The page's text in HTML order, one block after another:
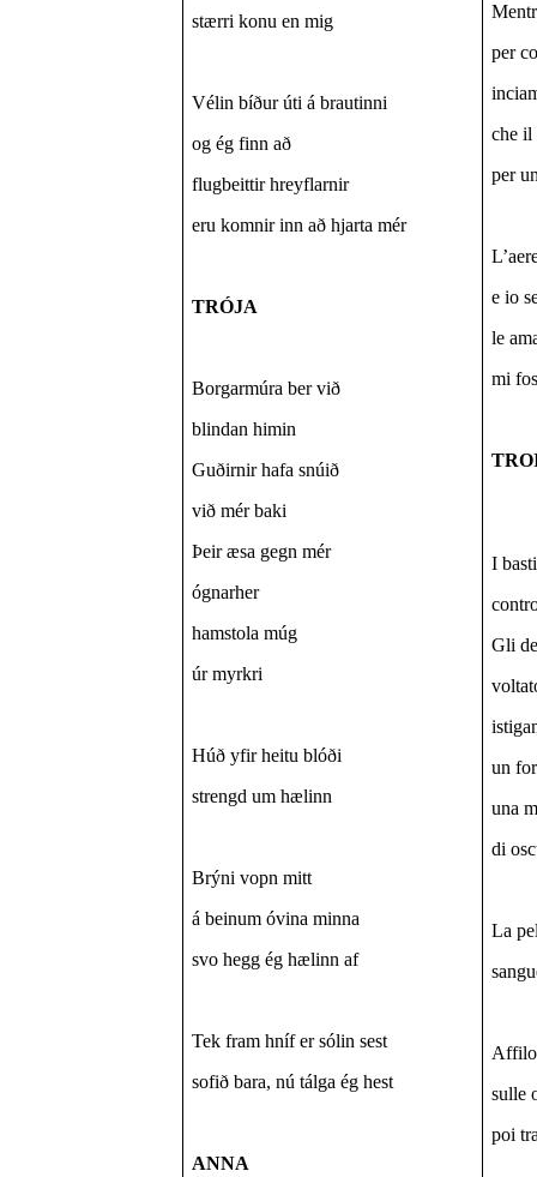
stærri konu en mig
Vélin bíður úti á brautinni
og ég finn að
flugbeittir hreyflarnir
eru komnir inn að hjarta mér
TRÓJA
Borgarmúra ber við
blindan himin
Guðirnir hafa snúið
við mér baki
Þeir æsa gegn mér
ógnarher
hamstola múg
úr myrkri
Húð yfir heitu blóði
strengd um hælinn
Brýni vopn mitt
á beinum óvina minna
svo hegg ég hælinn af
Tek fram hníf er sólin sest
sofið bara, nú tálga ég hest
ANNA
per
che il
per
e io
le
mi
I
Gli
un
una
di
La
Affilo
sulle
poi